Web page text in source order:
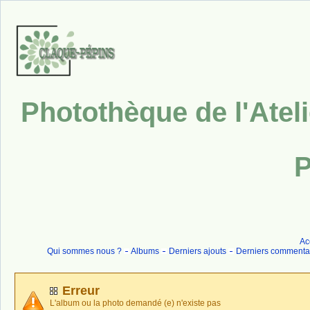
Photothèque de
Qui sommes nous ?
Albums Derniers ajouts Derniers
Erreur
L'album ou la photo demandé (e) n'existe pas